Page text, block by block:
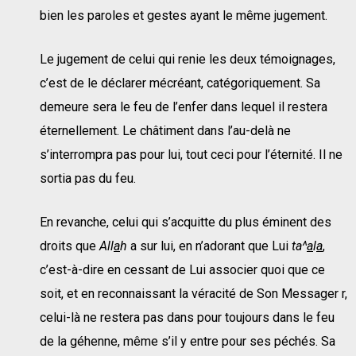
bien les paroles et gestes ayant le même jugement.
Le jugement de celui qui renie les deux témoignages,
c’est de le déclarer mécréant, catégoriquement. Sa
demeure sera le feu de l’enfer dans lequel il restera
éternellement. Le châtiment dans l’au-delà ne
s’interrompra pas pour lui, tout ceci pour l’éternité. Il ne
sortia pas du feu.
En revanche, celui qui s’acquitte du plus éminent des
droits queAllah a sur lui, en n’adorant que Lui ta^ala,
c’est-à-dire en cessant de Lui associer quoi que ce
soit, et en reconnaissant la véracité de Son Messager r,
celui-là ne restera pas dans pour toujours dans le feu
de la géhenne, même s’il y entre pour ses péchés. Sa